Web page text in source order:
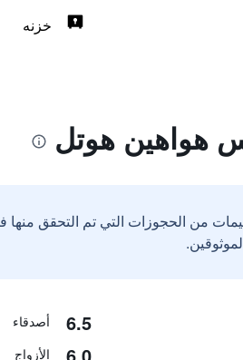
خزنه
هواهين هوتل
من الحجوزات التي تم التحقق
6.5 أصدقاء
الأزواج